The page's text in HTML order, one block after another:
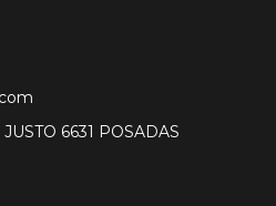
6631 POSADAS